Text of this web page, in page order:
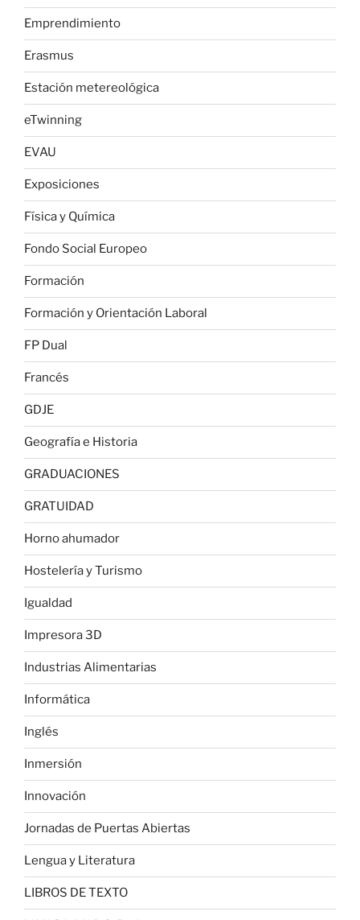
Emprendimiento
Erasmus
Estación metereológica
eTwinning
EVAU
Exposiciones
Física y Química
Fondo Social Europeo
Formación
Formación y Orientación Laboral
FP Dual
Francés
GDJE
Geografía e Historia
GRADUACIONES
GRATUIDAD
Horno ahumador
Hostelería y Turismo
Igualdad
Impresora 3D
Industrias Alimentarias
Informática
Inglés
Inmersión
Innovación
Jornadas de Puertas Abiertas
Lengua y Literatura
LIBROS DE TEXTO